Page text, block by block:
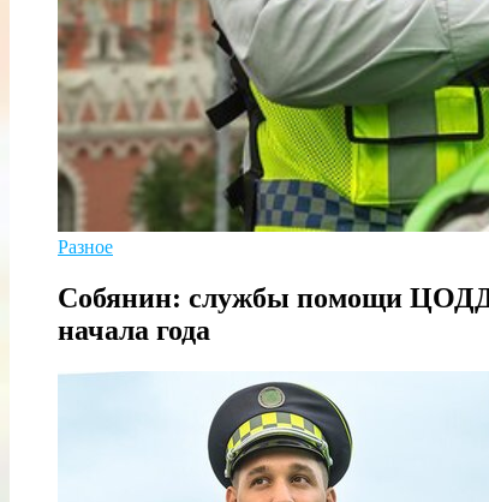
Разное
Собянин: службы помощи ЦОДД
начала года